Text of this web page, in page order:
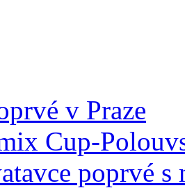
v Praze
Cup-
poprvé s